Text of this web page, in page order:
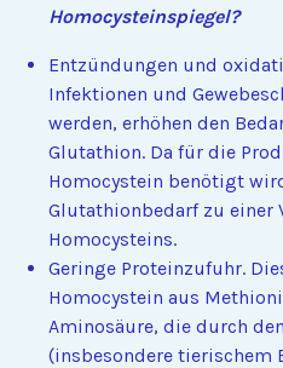
Homocysteinspiegel?
Entzündungen und
Infektionen und
werden, erhöhen den
Glutathion. Da für die
Homocystein benötigt
Glutathionbedarf zu einer
Homocysteins.
Geringe Proteinzufuhr.
Homocystein aus
Aminosäure, die durch
(insbesondere tierischem